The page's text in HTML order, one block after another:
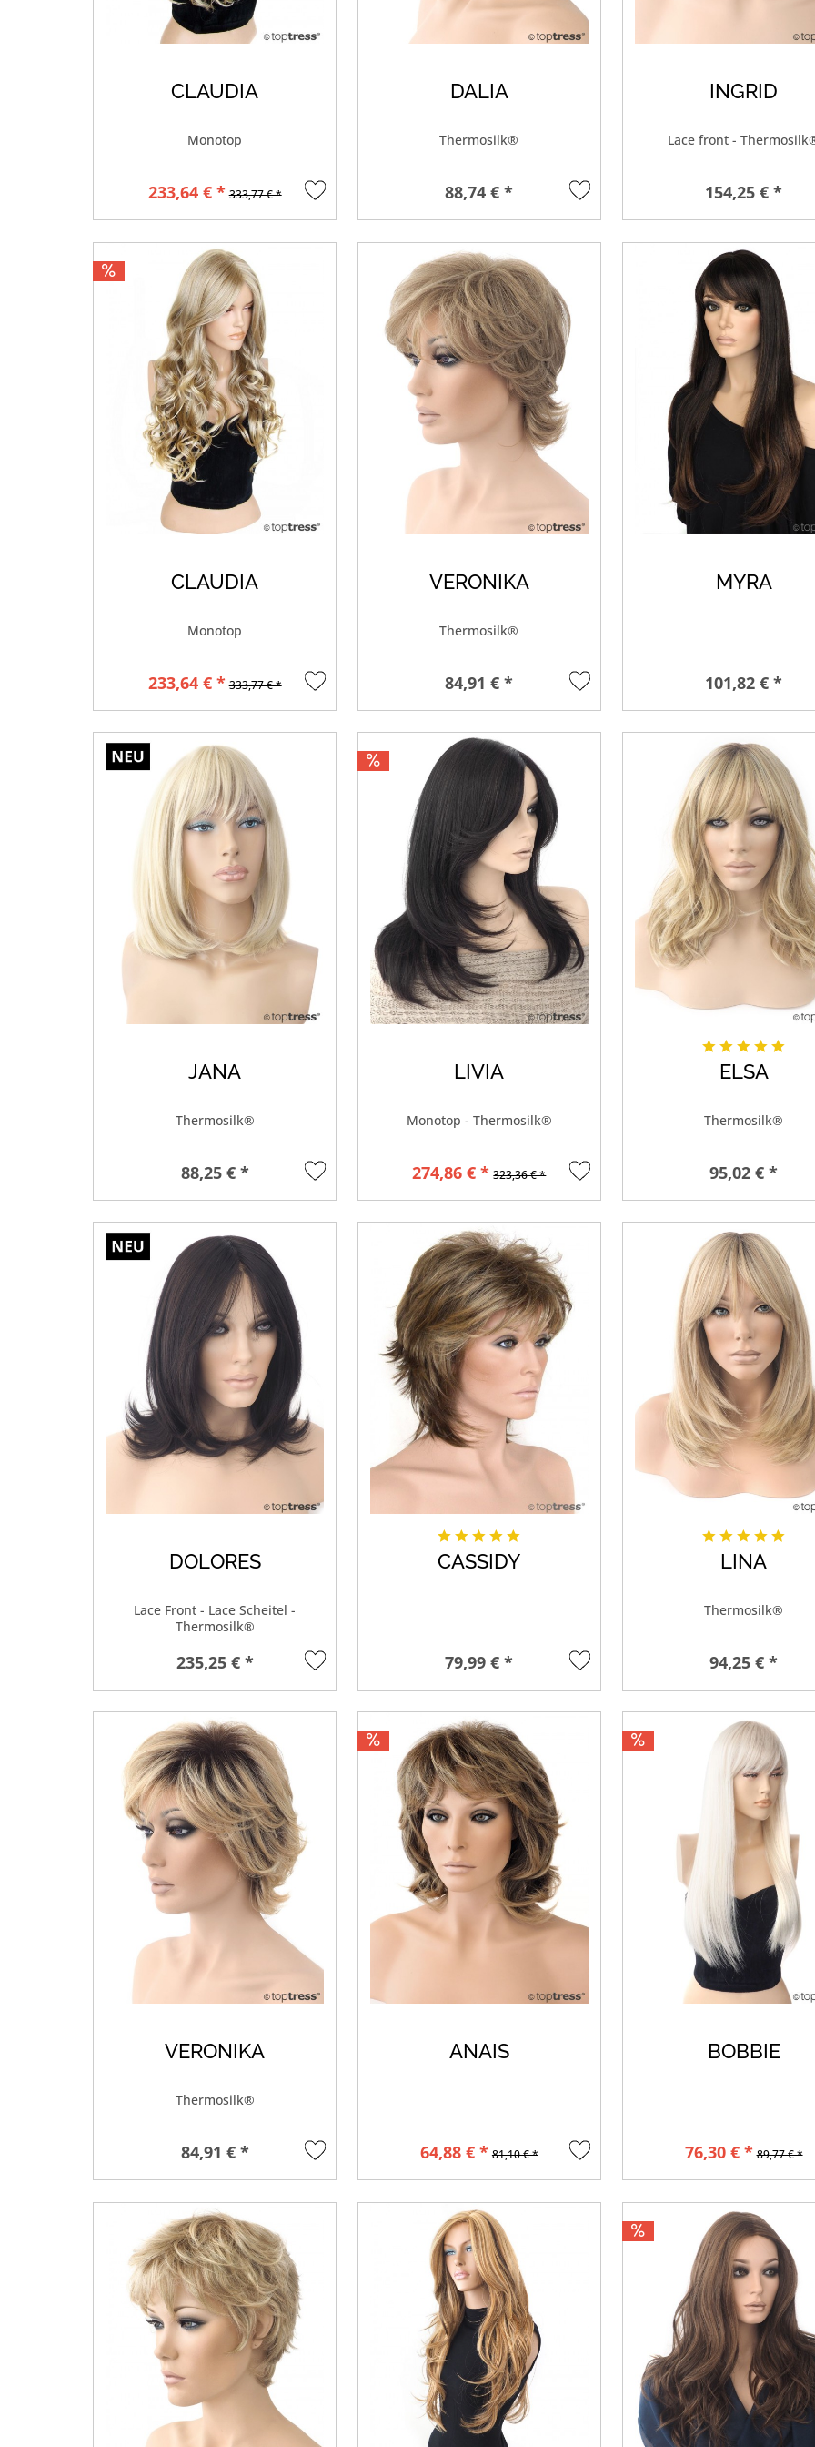
CLAUDIA
Monotop
233,64 € * 333,77 € *
DALIA
Thermosilk®
88,74 € *
INGRID
Lace front -
154,25 € *
CLAUDIA
Monotop
233,64 € * 333,77 € *
VERONIKA
Thermosilk®
84,91 € *
MYRA
101,82 € *
JANA
Thermosilk®
88,25 € *
LIVIA
Monotop - Thermosilk®
274,86 € * 323,36 € *
ELSA
Thermosilk®
95,02 € *
DOLORES
Lace Front - Lace Scheitel -
Thermosilk®
235,25 € *
CASSIDY
79,99 € *
LINA
Thermosilk®
94,25 € *
VERONIKA
Thermosilk®
84,91 € *
ANAIS
64,88 € * 81,10 € *
BOBBIE
76,30 € * 89,77 € *